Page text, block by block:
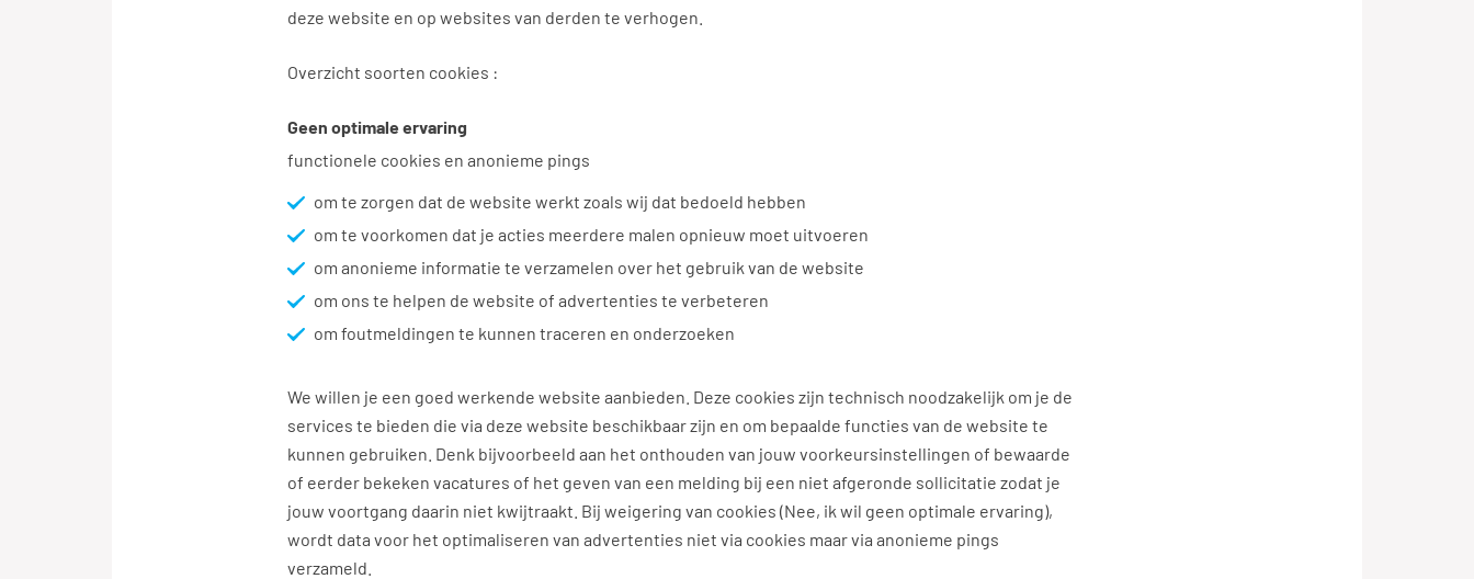
deze website en op websites van derden te verhogen.
Overzicht soorten cookies :
Geen optimale ervaring
functionele cookies en anonieme pings
om te zorgen dat de website werkt zoals wij dat bedoeld hebben
om te voorkomen dat je acties meerdere malen opnieuw moet uitvoeren
om anonieme informatie te verzamelen over het gebruik van de website
om ons te helpen de website of advertenties te verbeteren
om foutmeldingen te kunnen traceren en onderzoeken
We willen je een goed werkende website aanbieden. Deze cookies zijn technisch noodzakelijk om je de
services te bieden die via deze website beschikbaar zijn en om bepaalde functies van de website te
kunnen gebruiken. Denk bijvoorbeeld aan het onthouden van jouw voorkeursinstellingen of bewaarde
of eerder bekeken vacatures of het geven van een melding bij een niet afgeronde sollicitatie zodat je
jouw voortgang daarin niet kwijtraakt. Bij weigering van cookies (Nee, ik wil geen optimale ervaring),
wordt data voor het optimaliseren van advertenties niet via cookies maar via anonieme pings
verzameld.